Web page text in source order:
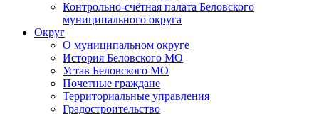
Контрольно-счётная палата Беловского
муниципального округа
Округ
О муниципальном округе
История Беловского МО
Устав Беловского МО
Почетные граждане
Территориальные управления
Градостроительство